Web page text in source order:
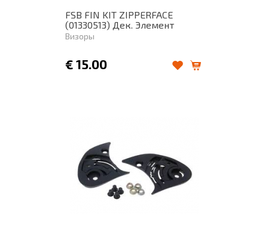
FSB FIN KIT ZIPPERFACE
(01330513) Дек. Элемент
Визоры
€ 15.00